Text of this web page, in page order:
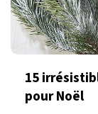
15
pour Noël